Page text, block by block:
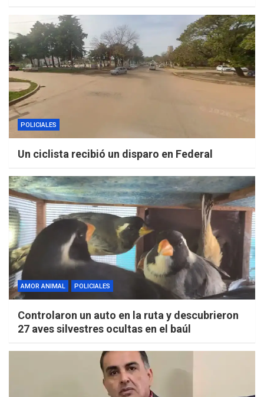
POLICIALES
Un ciclista recibió un disparo en Federal
AMOR ANIMAL POLICIALES
Controlaron un auto en la ruta y descubrieron
27 aves silvestres ocultas en el baúl